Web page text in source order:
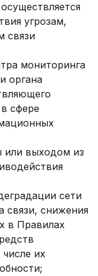
угрозам,
связи
мониторинга
органа
сфере
или выходом из
сети
связи, снижения
в Правилах
их